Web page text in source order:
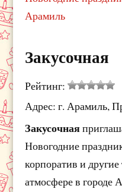
Арамиль
Закусочная
Рейтинг:
Адрес: г. Арамиль,
Закусочная
Новогодние
корпоратив и
атмосфере в городе